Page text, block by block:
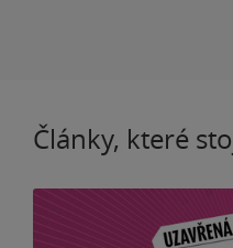
Články, které